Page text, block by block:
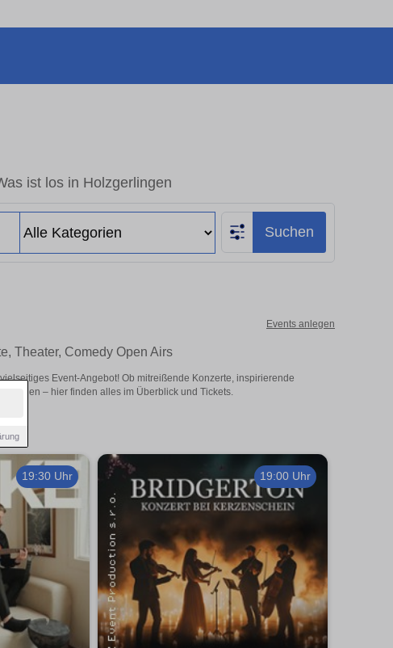
ist los in Holzgerlingen
Suchen
Events anlegen
Theater, Comedy Open Airs
Event-Angebot! Ob mitreißende Konzerte, inspirierende
– hier finden alles im Überblick und Tickets.
19:30 Uhr 19:00 Uhr